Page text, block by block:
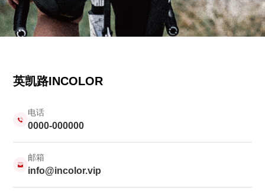
英凯路INCOLOR
电话
0000-000000
邮箱
info@incolor.vip